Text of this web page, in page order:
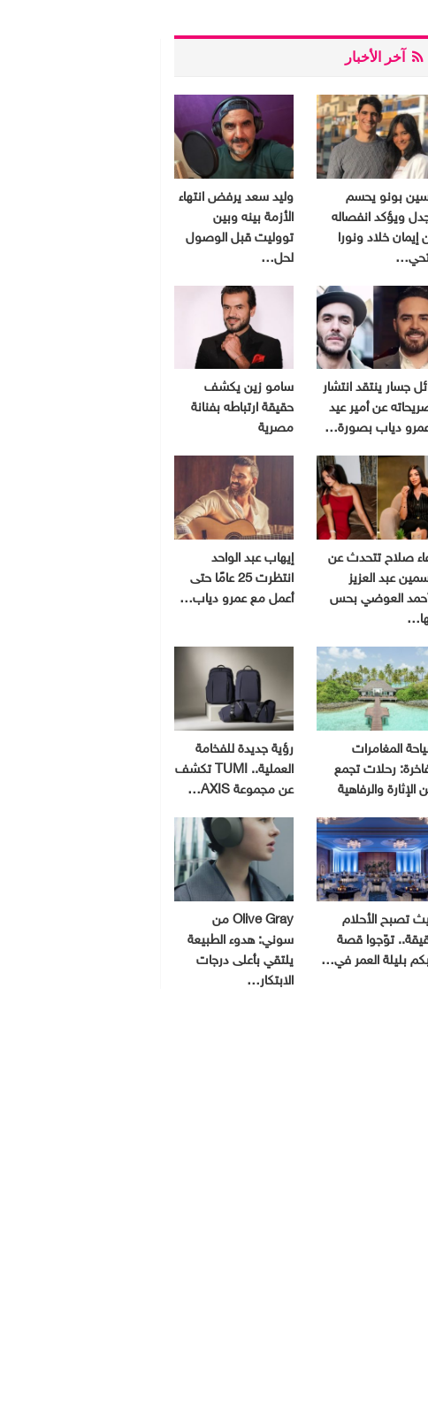
آخر الأخبار
بونو يحسم
ويؤكد انفصاله
إيمان خلاد ونورا
وليد سعد يرفض انتهاء
الأزمة بينه وبين
تووليت قبل الوصول
لحل…
جسار ينتقد انتشار
عن أمير عيد
دياب بصورة…
سامو زين يكشف
حقيقة ارتباطه بفنانة
مصرية
صلاح تتحدث عن
عبد العزيز
العوضي بحس
إيهاب عبد الواحد
انتظرت 25 عامًا حتى
أعمل مع عمرو دياب…
المغامرات
رحلات تجمع
الإثارة والرفاهية
رؤية جديدة للفخامة
العملية.. TUMI تكشف
عن مجموعة AXIS…
تصبح الأحلام
توّجوا قصة
بليلة العمر في…
Olive Gray من
سوني: هدوء الطبيعة
يلتقي بأعلى درجات
الابتكار…